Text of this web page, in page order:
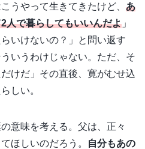
うやって生きてきたけど、 あ
人で暮らしてもいいんだよ 」
いけないの？」と問い返す
いうわけじゃない。ただ、そ
けだ」その直後、寛がむせ込
しい。
意味を考える。父は、正々
ほしいのだろう。
自分もあの